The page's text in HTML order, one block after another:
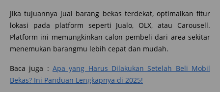
Jika tujuannya jual barang bekas terdekat, optimalkan fitur
lokasi pada platform seperti Jualo, OLX, atau Carousell.
Platform ini memungkinkan calon pembeli dari area sekitar
menemukan barangmu lebih cepat dan mudah.
Baca juga : Apa yang Harus Dilakukan Setelah Beli Mobil
Bekas? Ini Panduan Lengkapnya di 2025!